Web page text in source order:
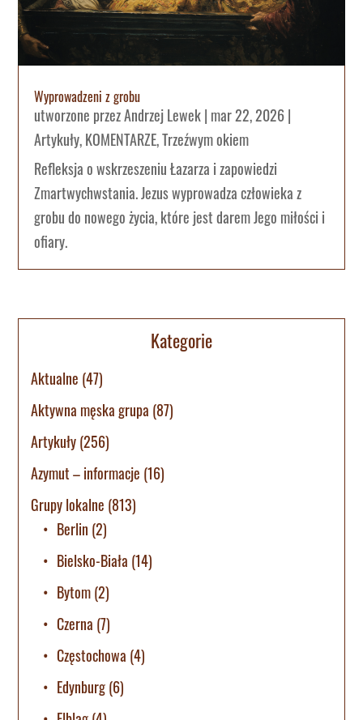
Wyprowadzeni z grobu
utworzone przezAndrzej Lewek| mar 22, 2026|
Artykuły,KOMENTARZE,Trzeźwym okiem
Refleksja o wskrzeszeniu Łazarza i zapowiedzi
Zmartwychwstania. Jezus wyprowadza człowieka z
grobu do nowego życia, które jest darem Jego miłości i
ofiary.
Kategorie
Aktualne (47)
Aktywna męska grupa (87)
Artykuły(256)
Azymut – informacje (16)
Grupy lokalne (813)
Berlin (2)
Bielsko-Biała (14)
Bytom(2)
Czerna (7)
Częstochowa (4)
Edynburg(6)